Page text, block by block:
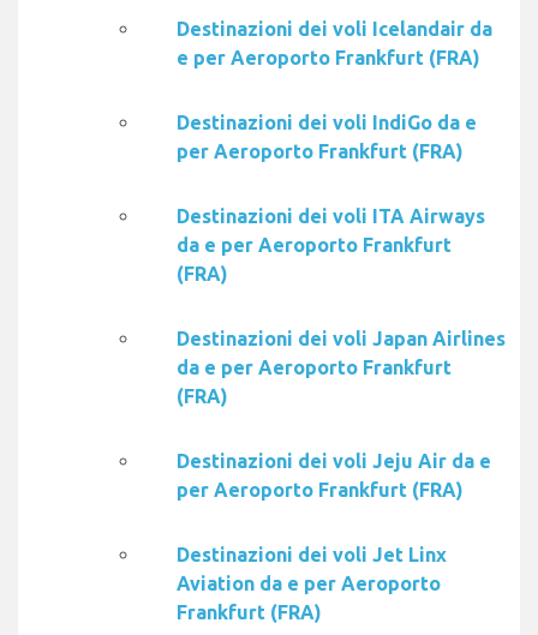
Destinazioni dei voli Icelandair da
e per Aeroporto Frankfurt (FRA)
Destinazioni dei voli IndiGo da e
per Aeroporto Frankfurt (FRA)
Destinazioni dei voli ITA Airways
da e per Aeroporto Frankfurt
(FRA)
Destinazioni dei voli Japan Airlines
da e per Aeroporto Frankfurt
(FRA)
Destinazioni dei voli Jeju Air da e
per Aeroporto Frankfurt (FRA)
Destinazioni dei voli Jet Linx
Aviation da e per Aeroporto
Frankfurt (FRA)